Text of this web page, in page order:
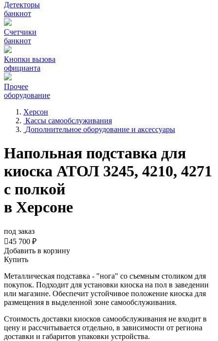
Детекторы
банкнот
Счетчики
банкнот
Кнопки вызова
официанта
Прочее
оборудование
Херсон
Кассы самообслуживания
Дополнительное оборудование и аксессуары
Напольная подставка для
киоска АТОЛ 3245, 4210, 4271
с полкой
в Херсоне
под заказ
45 700 ₽
Добавить в корзину
Купить
Металлическая подставка - "нога" со съемным столиком для
покупок. Подходит для установки киоска на пол в заведении
или магазине. Обеспечит устойчивое положение киоска для
размещения в выделенной зоне самообслуживания.
Стоимость доставки киосков самообслуживания не входит в
цену и рассчитывается отдельно, в зависимости от региона
доставки и габаритов упаковки устройства.